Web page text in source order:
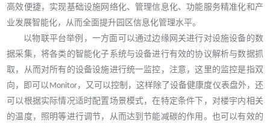
高效便捷，实现基础设施网络化、管理信息化、功能服务精准化和产
业发展智能化，从而全面提升园区信息化管理水平。
以物联平台举例， 一方面 可以通过边缘网关进行对设施设备的数
据采集，将各类的智能化子系统与设备进行有效的协议解析与数据抓
取， 从而对所有的设备设施进行统一监控，注意，这里的监控是指双
向，
即可以 Monitor，又可以控制，这样除了设备健康度仪表盘外，还
可以根据实际情况适时配置场景模式，在特定条件下，对楼宇内相关
的温度，照明等进行调节，从而达到节能减碳的作用。 也可以有效的